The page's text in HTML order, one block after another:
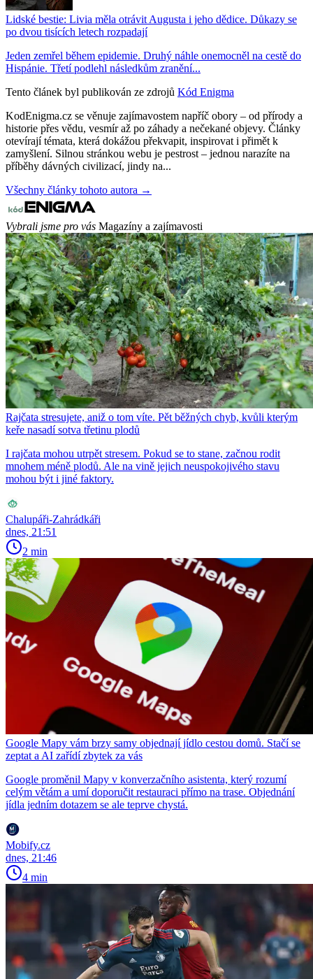
Lidské bestie: Livia měla otrávit Augusta i jeho dědice. Důkazy se
po dvou tisících letech rozpadají
Jeden zemřel během epidemie. Druhý náhle onemocněl na cestě do
Hispánie. Třetí podlehl následkům zranění...
Tento článek byl publikován ze zdrojů Kód Enigma
KodEnigma.cz se věnuje zajímavostem napříč obory – od přírody a
historie přes vědu, vesmír až po záhady a nečekané objevy. Články
otevírají témata, která dokážou překvapit, inspirovat i přimět k
zamyšlení. Silnou stránkou webu je pestrost – jednou narazíte na
příběhy dávných civilizací, jindy na...
Všechny články tohoto autora →
Vybrali jsme pro vás Magazíny a zajímavosti
Rajčata stresujete, aniž o tom víte. Pět běžných chyb, kvůli kterým
keře nasadí sotva třetinu plodů
I rajčata mohou utrpět stresem. Pokud se to stane, začnou rodit
mnohem méně plodů. Ale na vině jejich neuspokojivého stavu
mohou být i jiné faktory.
Chalupáři-Zahrádkáři
dnes, 21:51
2 min
Google Mapy vám brzy samy objednají jídlo cestou domů. Stačí se
zeptat a AI zařídí zbytek za vás
Google proměnil Mapy v konverzačního asistenta, který rozumí
celým větám a umí doporučit restauraci přímo na trase. Objednání
jídla jedním dotazem se ale teprve chystá.
Mobify.cz
dnes, 21:46
4 min